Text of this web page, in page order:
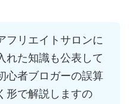
フリエイトサロンに
れた知識も公表して
心者ブロガーの誤算
形で解説しますの